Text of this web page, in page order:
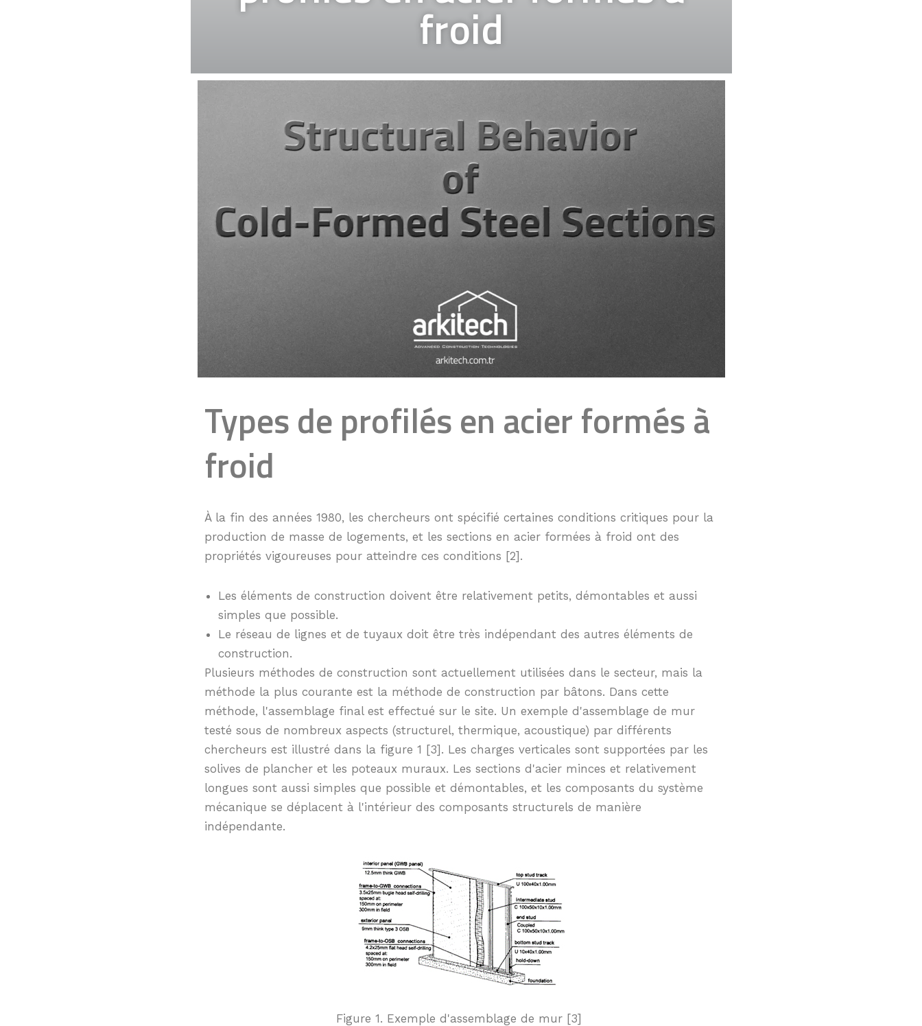
froid
Types de profilés en acier formés à
froid
À la fin des années 1980, les chercheurs ont spécifié certaines conditions critiques pour la
production de masse de logements, et les sections en acier formées à froid ont des
propriétés vigoureuses pour atteindre ces conditions [2].
Les éléments de construction doivent être relativement petits, démontables et aussi
simples que possible.
Le réseau de lignes et de tuyaux doit être très indépendant des autres éléments de
construction.
Plusieurs méthodes de construction sont actuellement utilisées dans le secteur, mais la
méthode la plus courante est la méthode de construction par bâtons. Dans cette
méthode, l'assemblage final est effectué sur le site. Un exemple d'assemblage de mur
testé sous de nombreux aspects (structurel, thermique, acoustique) par différents
chercheurs est illustré dans la figure 1 [3]. Les charges verticales sont supportées par les
solives de plancher et les poteaux muraux. Les sections d'acier minces et relativement
longues sont aussi simples que possible et démontables, et les composants du système
mécanique se déplacent à l'intérieur des composants structurels de manière
indépendante.
Figure 1. Exemple d'assemblage de mur [3]